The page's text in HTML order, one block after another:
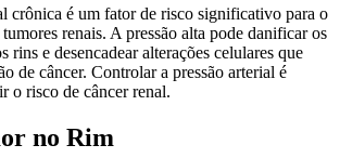
crônica é um fator de risco significativo para o
renais. A pressão alta pode danificar os
rins e desencadear alterações celulares que
de câncer. Controlar a pressão arterial é
o risco de câncer renal.
no Rim